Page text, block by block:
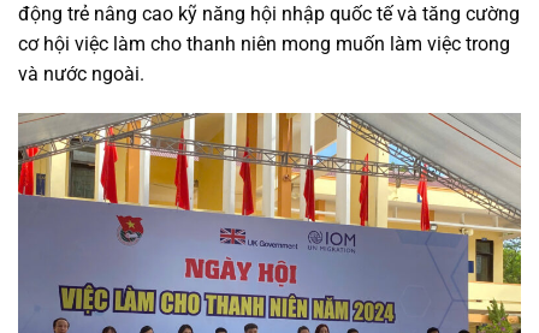
động trẻ nâng cao kỹ năng hội nhập quốc tế và tăng cường
cơ hội việc làm cho thanh niên mong muốn làm việc trong
và nước ngoài.